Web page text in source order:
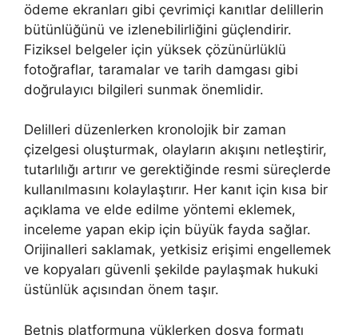
ödeme ekranları gibi çevrimiçi kanıtlar delillerin
bütünlüğünü ve izlenebilirliğini güçlendirir.
Fiziksel belgeler için yüksek çözünürlüklü
fotoğraflar, taramalar ve tarih damgası gibi
doğrulayıcı bilgileri sunmak önemlidir.
Delilleri düzenlerken kronolojik bir zaman
çizelgesi oluşturmak, olayların akışını netleştirir,
tutarlılığı artırır ve gerektiğinde resmi süreçlerde
kullanılmasını kolaylaştırır. Her kanıt için kısa bir
açıklama ve elde edilme yöntemi eklemek,
inceleme yapan ekip için büyük fayda sağlar.
Orijinalleri saklamak, yetkisiz erişimi engellemek
ve kopyaları güvenli şekilde paylaşmak hukuki
üstünlük açısından önem taşır.
Betnis platformuna yüklerken dosya formatı